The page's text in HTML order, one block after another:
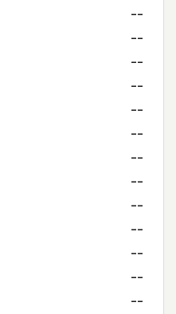
--
--
--
--
--
--
--
--
--
--
--
--
--